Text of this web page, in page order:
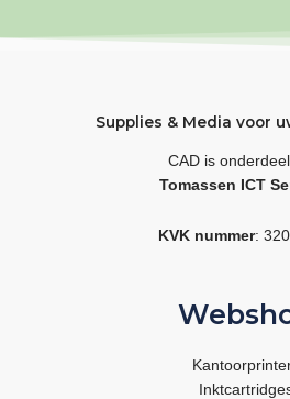
Supplies & Media voor
CAD is
Tomassen ICT
KVK nummer: